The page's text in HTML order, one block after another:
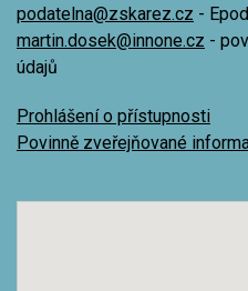
podatelna@zskarez.cz -
martin.dosek@innone.cz -
údajů
Prohlášení o přístupnosti
Povinně zveřejňované